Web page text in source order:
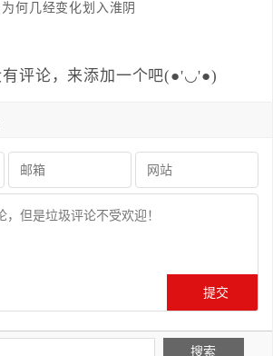
写了这个县的命运
何几经变化划入淮阴
有评论，来添加一个吧(●'◡'●)